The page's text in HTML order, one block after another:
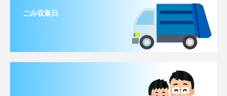
ごみ収集日